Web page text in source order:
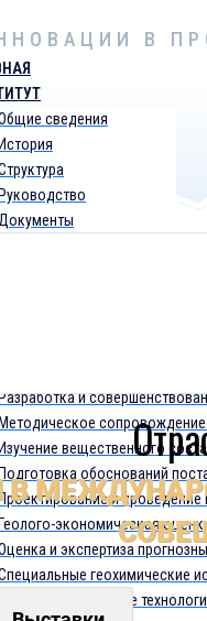
В
сведения
История
Руководство
Документы
и
Методическое
Изучение вещественного
Подготовка обоснований
и проведение
Геолого-экономическая
и экспертиза
геохимические
Геоинформационные
В